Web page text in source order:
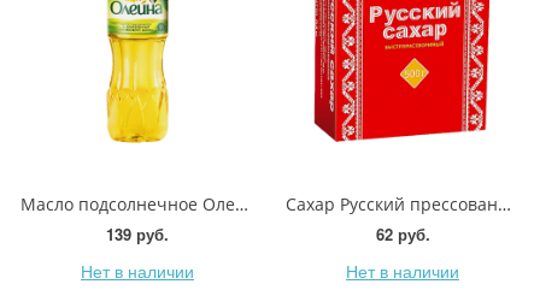
Масло подсолнечное Олейна с добавлением оливкового масла 1л
139 руб.
Нет в наличии
Сахар Русский прессованный белый 500г
62 руб.
Нет в наличии